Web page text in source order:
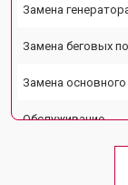
Замена
Замена беговых
Замена основного
Обслуживание